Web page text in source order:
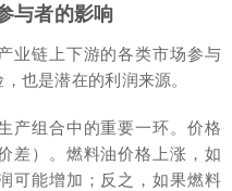
与者的影响
业链上下游的各类市场参与
也是潜在的利润来源。
产组合中的重要一环。价格
差）。燃料油价格上涨，如
可能增加；反之，如果燃料